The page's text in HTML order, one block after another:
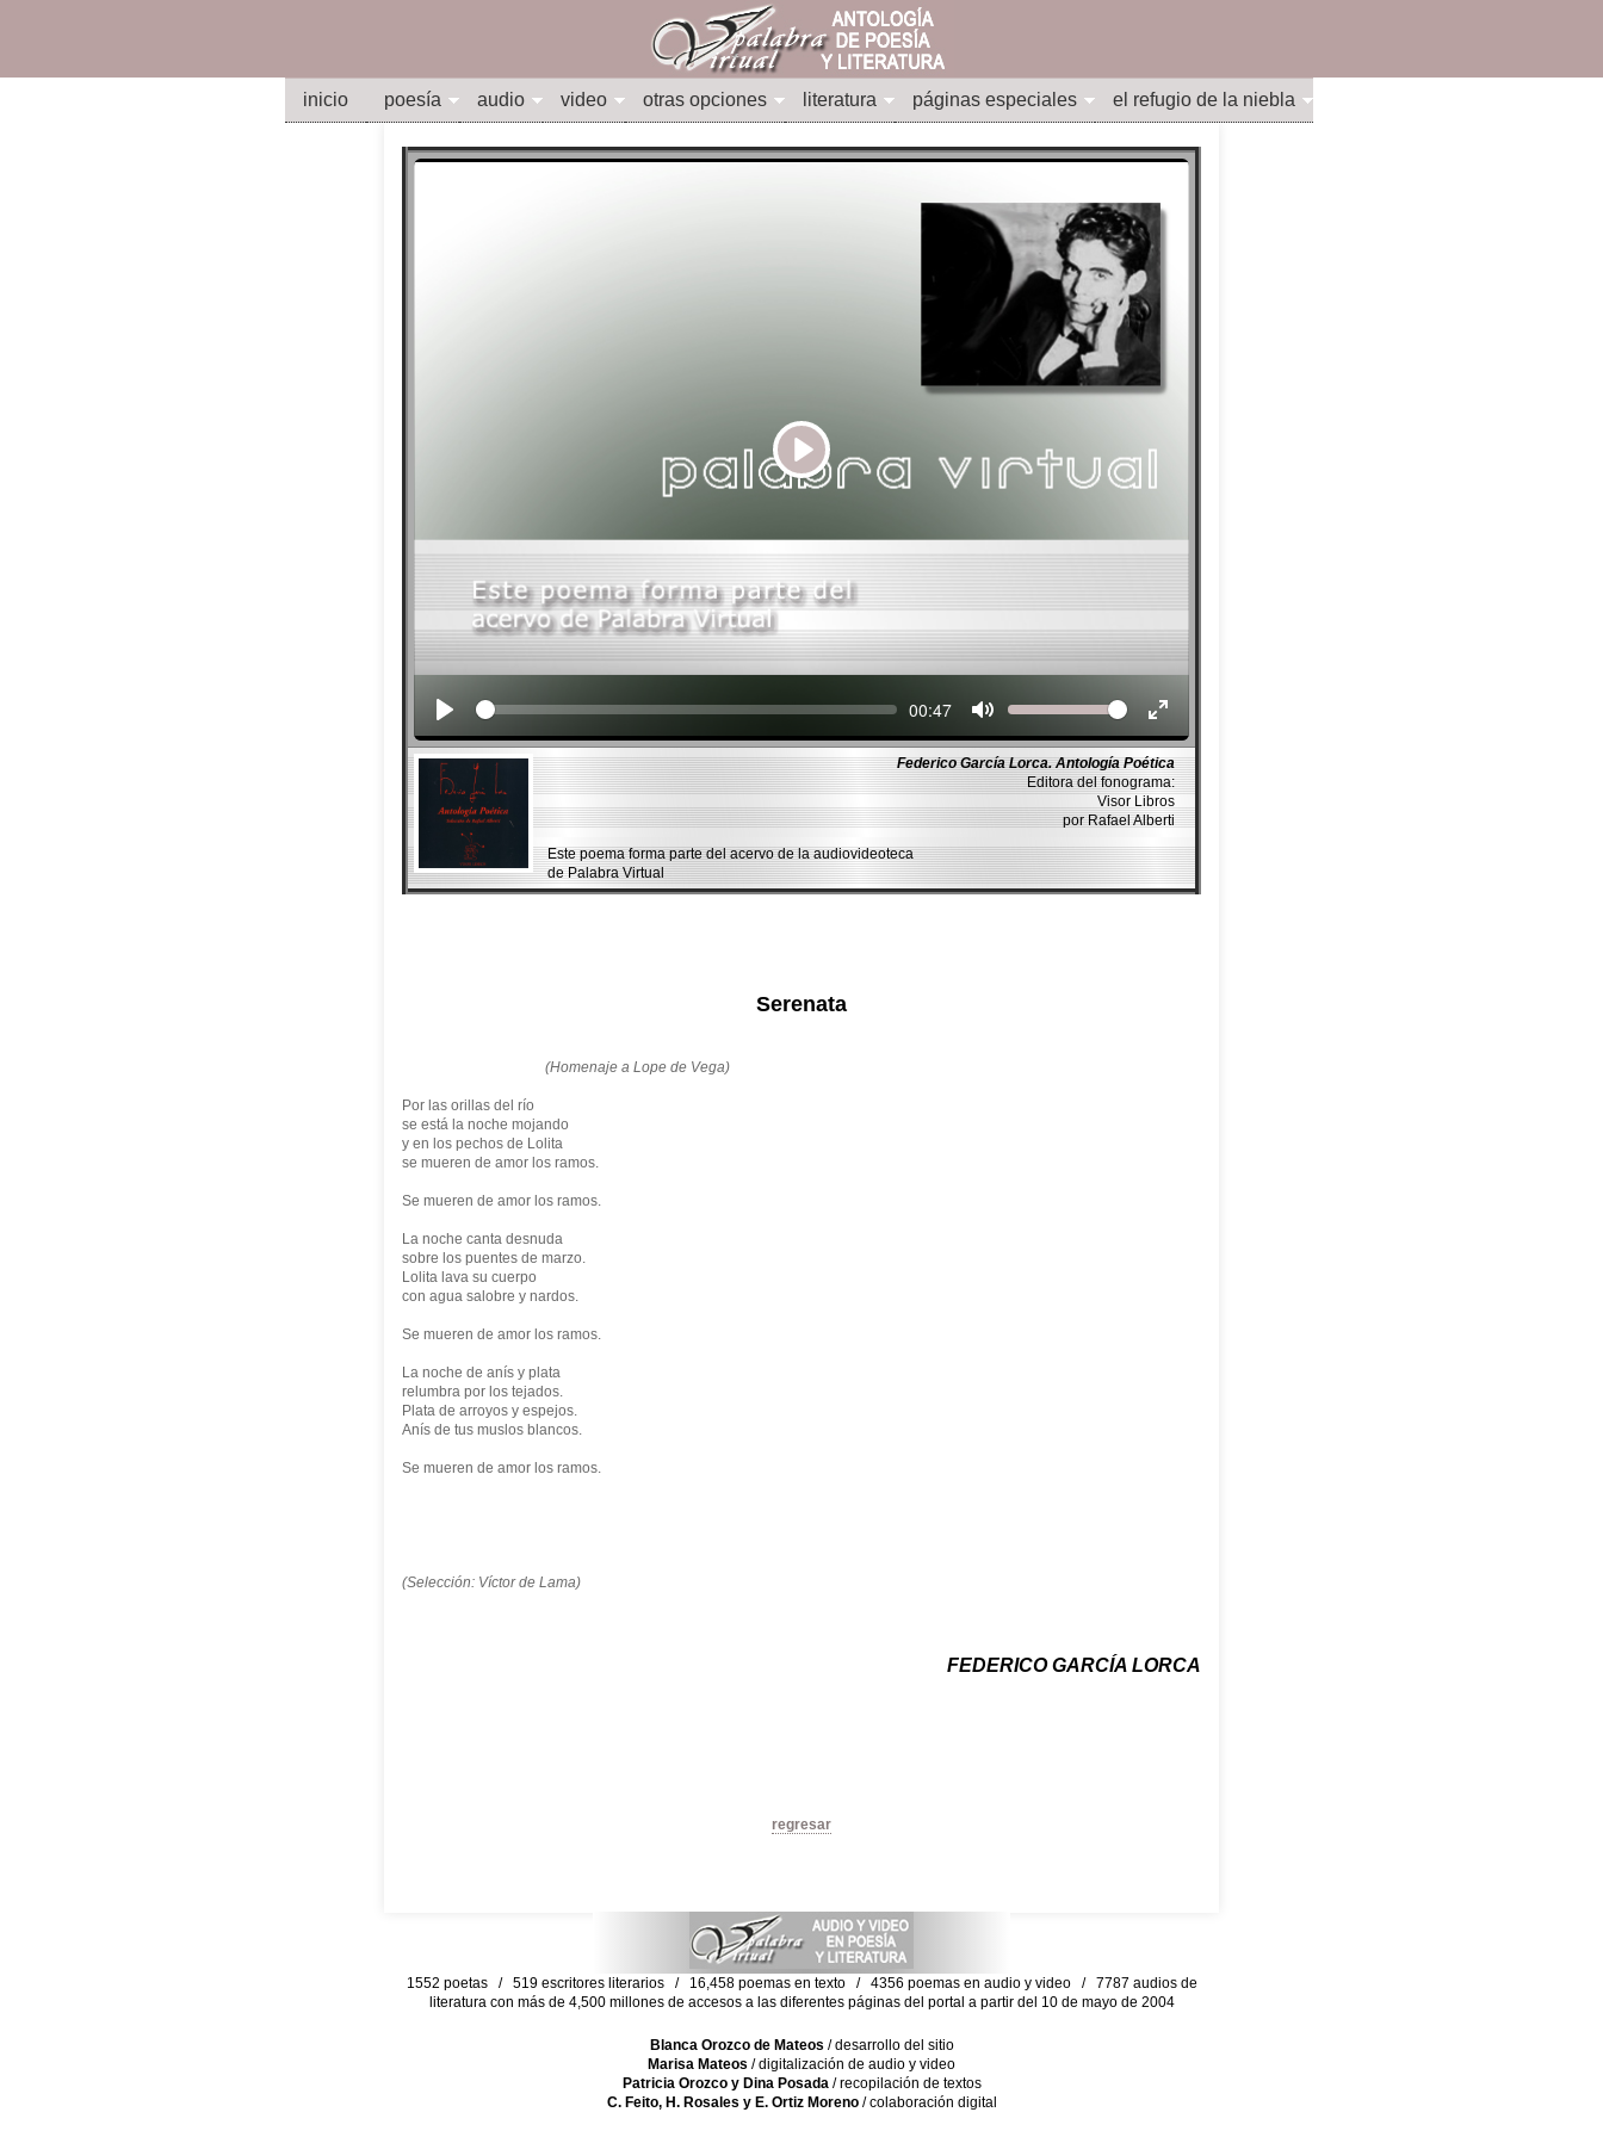
inicio poesía audio video otras opciones literatura páginas especiales el refugio de la niebla
Play
Seek Current
00:47 Volume
Federico García Lorca. Antología Poética
Editora del fonograma:
Visor Libros
por Rafael Alberti
Este poema forma parte del acervo de la audiovideoteca
de Palabra Virtual
Serenata
(Homenaje a Lope de Vega)
Por las orillas del río
se está la noche mojando
y en los pechos de Lolita
se mueren de amor los ramos.
Se mueren de amor los ramos.
La noche canta desnuda
sobre los puentes de marzo.
Lolita lava su cuerpo
con agua salobre y nardos.
Se mueren de amor los ramos.
La noche de anís y plata
relumbra por los tejados.
Plata de arroyos y espejos.
Anís de tus muslos blancos.
Se mueren de amor los ramos.
(Selección: Víctor de Lama)
FEDERICO GARCÍA LORCA
regresar
1552 poetas / 519 escritores literarios / 16,458 poemas en texto / 4356 poemas en audio y video / 7787 audios de
literatura con más de 4,500 millones de accesos a las diferentes páginas del portal a partir del 10 de mayo de 2004
Blanca Orozco de Mateos / desarrollo del sitio
Marisa Mateos / digitalización de audio y video
Patricia Orozco y Dina Posada/ recopilación de textos
C. Feito, H. Rosales y E. Ortiz Moreno/ colaboración digital